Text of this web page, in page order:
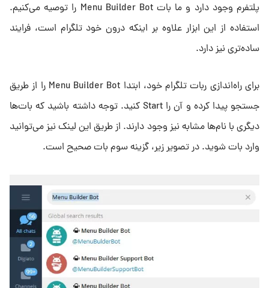
پلتفرم وجود دارد و ما بات Menu Builder Bot را توصیه می‌کنیم.
استفاده از این ابزار علاوه بر اینکه درون خود تلگرام است، فرایند
ساده‌تری نیز دارد.
برای راه‌اندازی ربات تلگرام خود، ابتدا Menu Builder Bot را از طریق
جستجو پیدا کرده و آن را Start کنید. توجه داشته باشید که بات‌ها
دیگری با نام‌ها مشابه نیز وجود دارند. از طریق این لینک نیز می‌توانید
وارد بات شوید. در تصویر زیر، گزینه سوم بات صحیح است.